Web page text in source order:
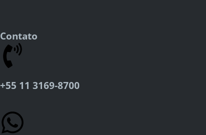
Contato
+55 11 3169-8700